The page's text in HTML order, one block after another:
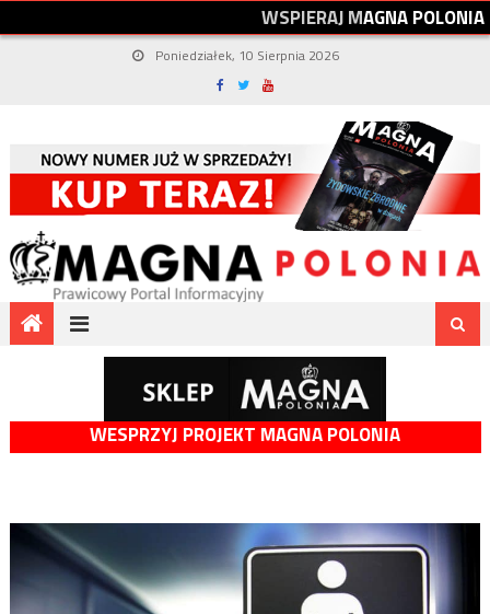
WSPIERAJMAGNAPOLONIA
Poniedziałek, 10 Sierpnia 2026
WESPRZYJ PROJEKT MAGNA POLONIA